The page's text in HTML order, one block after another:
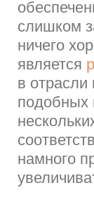
слишком
ничего
является
в отрасли
подобных
намного